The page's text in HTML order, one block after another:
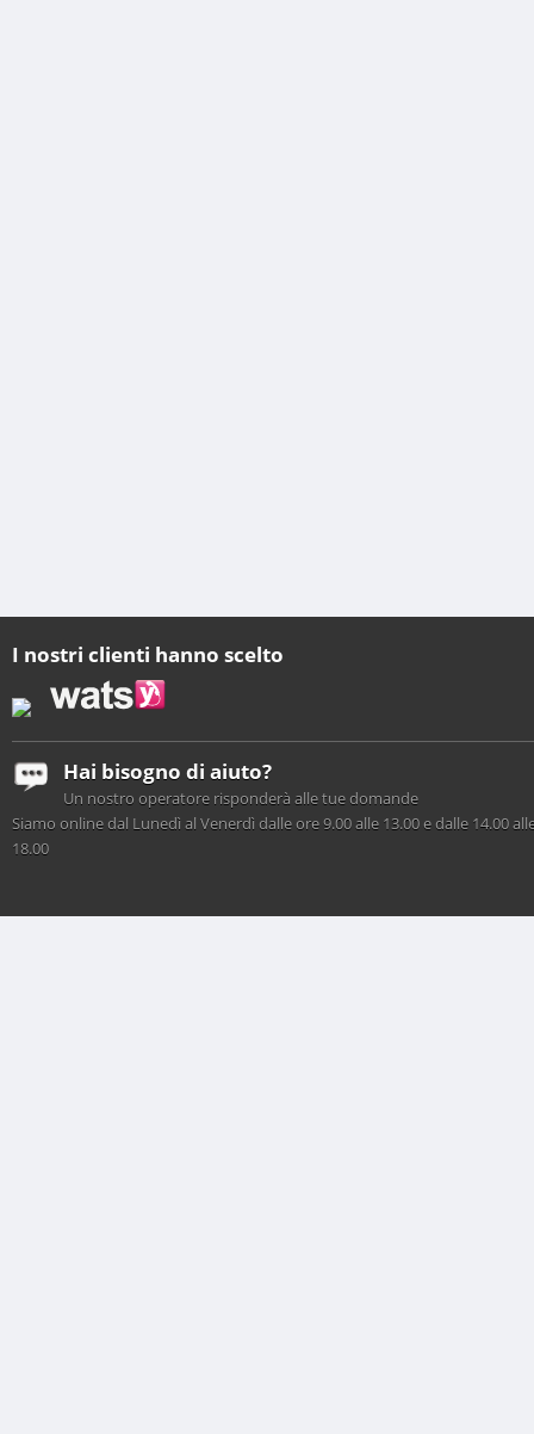
I nostri clienti hanno scelto
Hai bisogno di aiuto?
Un nostro operatore risponderà alle tue domande
Siamo online dal Lunedì al Venerdì dalle ore 9.00 alle 13.00 e dalle 14.00
18.00